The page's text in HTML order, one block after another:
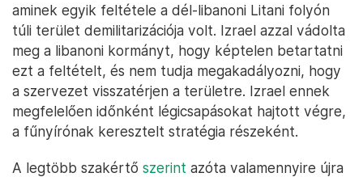
aminek egyik feltétele a dél-libanoni Litani folyón
túli terület demilitarizációja volt. Izrael azzal vádolta
meg a libanoni kormányt, hogy képtelen betartatni
ezt a feltételt, és nem tudja megakadályozni, hogy
a szervezet visszatérjen a területre. Izrael ennek
megfelelően időnként légicsapásokat hajtott végre,
a fűnyírónak keresztelt stratégia részeként.
A legtöbb szakértő szerint azóta valamennyire újra